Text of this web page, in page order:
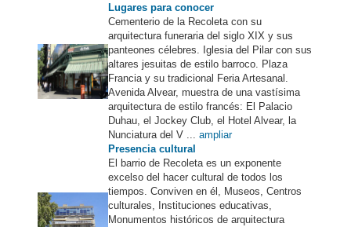
Lugares para conocer
Cementerio de la Recoleta con su
arquitectura funeraria del siglo XIX y sus
panteones célebres. Iglesia del Pilar con sus
altares jesuitas de estilo barroco. Plaza
Francia y su tradicional Feria Artesanal.
Avenida Alvear, muestra de una vastísima
arquitectura de estilo francés: El Palacio
Duhau, el Jockey Club, el Hotel Alvear, la
Nunciatura del V ... ampliar
Presencia cultural
El barrio de Recoleta es un exponente
excelso del hacer cultural de todos los
tiempos. Conviven en él, Museos, Centros
culturales, Instituciones educativas,
Monumentos históricos de arquitectura